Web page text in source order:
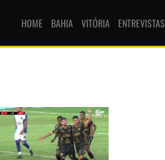
HOME BAHIA VITÓRIA ENTREVISTAS